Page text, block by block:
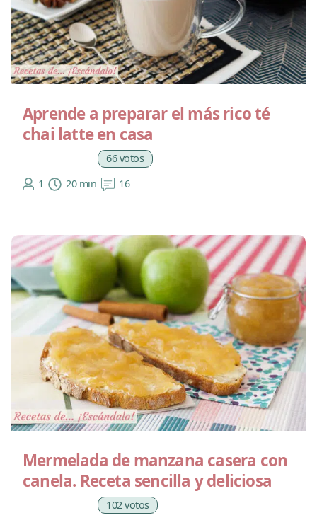
Aprende a preparar el más rico té
chai latte en casa
66 votos
1
20 min 16
Mermelada de manzana casera con
canela. Receta sencilla y deliciosa
102 votos